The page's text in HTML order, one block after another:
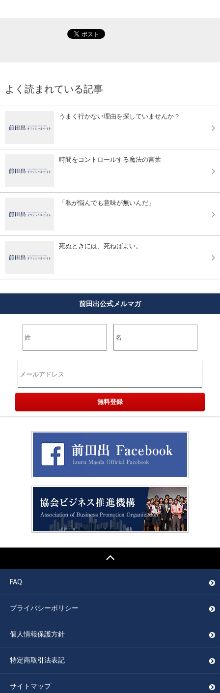
よく読まれている記事
うまく行かない理由を探していませんか？
時間をコントロールする魔法の言葉
「私が悩んでも意味が無いんだ」
死ぬときには、死ねばよい。
前田出公式メルマガ
FAQ
プライバシーポリシー
個人情報保護方針
特定商取引法表記
サイトマップ